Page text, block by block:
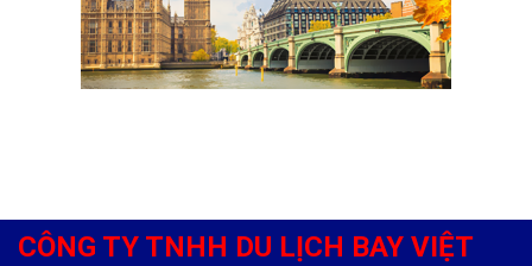
CÔNG TY TNHH DU LỊCH BAY VIỆT